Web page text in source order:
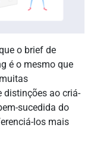
o brief de
é o mesmo que
distinções ao criá-
sucedida do
los mais